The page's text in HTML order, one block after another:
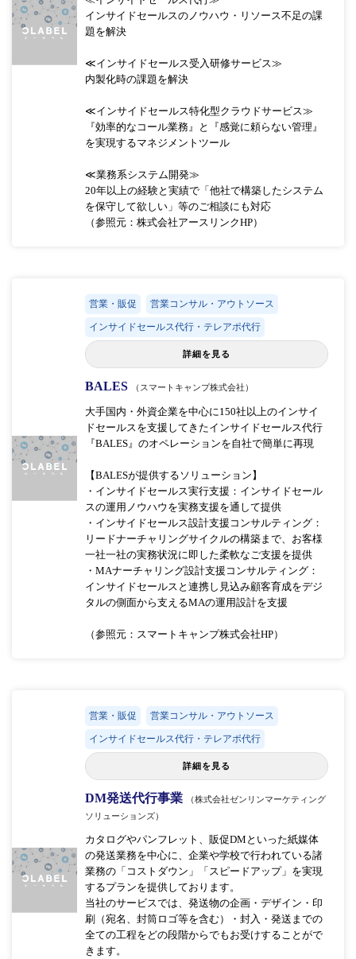
インサイドセールスのノウハウ・リソース不足の課
題を解決
≪インサイドセールス受入研修サービス≫
内製化時の課題を解決
≪インサイドセールス特化型クラウドサービス≫
『効率的なコール業務』と『感覚に頼らない管理』
を実現するマネジメントツール
≪業務系システム開発≫
20年以上の経験と実績で「他社で構築したシステム
を保守して欲しい」等のご相談にも対応
（参照元：株式会社アースリンクHP）
営業・販促 営業コンサル・アウトソース
インサイドセールス代行・テレアポ代行
詳細を見る
BALES （スマートキャンプ株式会社）
大手国内・外資企業を中心に150社以上のインサイ
ドセールスを支援してきたインサイドセールス代行
『BALES』のオペレーションを自社で簡単に再現
【BALESが提供するソリューション】
・インサイドセールス実行支援：インサイドセール
スの運用ノウハウを実務支援を通して提供
・インサイドセールス設計支援コンサルティング：
リードナーチャリングサイクルの構築まで、お客様
一社一社の実務状況に即した柔軟なご支援を提供
・MAナーチャリング設計支援コンサルティング：
インサイドセールスと連携し見込み顧客育成をデジ
タルの側面から支えるMAの運用設計を支援
（参照元：スマートキャンプ株式会社HP）
営業・販促 営業コンサル・アウトソース
インサイドセールス代行・テレアポ代行
詳細を見る
DM発送代行事業
（株式会社ゼンリンマーケティング
ソリューションズ）
カタログやパンフレット、販促DMといった紙媒体
の発送業務を中心に、企業や学校で行われている諸
業務の「コストダウン」「スピードアップ」を実現
するプランを提供しております。
当社のサービスでは、発送物の企画・デザイン・印
刷（宛名、封筒ロゴ等を含む）・封入・発送までの
全ての工程をどの段階からでもお受けすることがで
きます。